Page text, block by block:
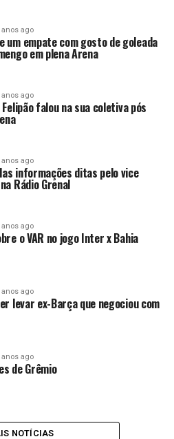
anos ago
um empate com gosto de goleada
em plena Arena
anos ago
Felipão falou na sua coletiva pós
anos ago
informações ditas pelo vice
Rádio Grenal
anos ago
o VAR no jogo Inter x Bahia
anos ago
levar ex-Barça que negociou com
anos ago
de Grêmio
NOTÍCIAS